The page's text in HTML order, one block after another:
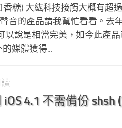
香糖) 大紘科技接觸大概有超
音的產品請我幫忙看看。去
說是相當完美，如今此產品
媒體獲得...
讀
iOS 4.1 不需備份 shsh